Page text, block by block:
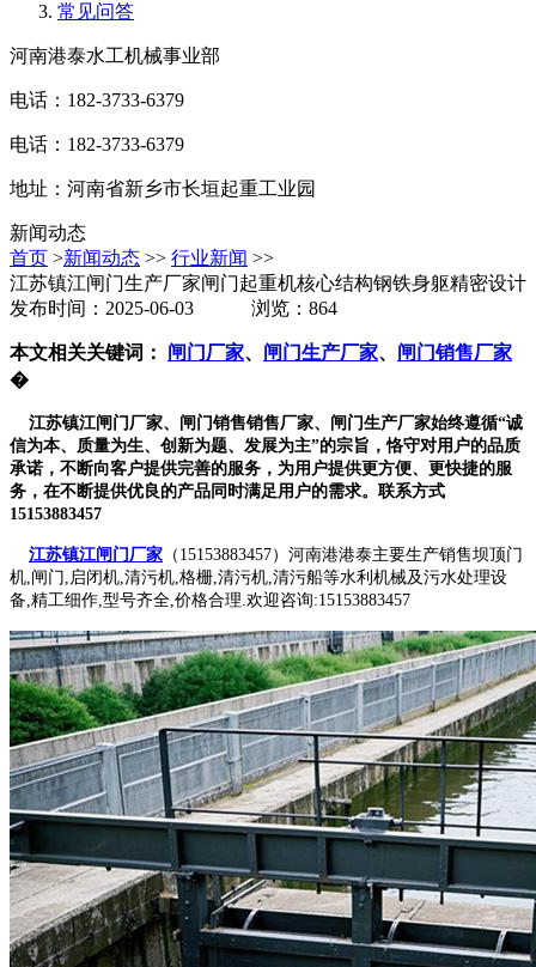
常见问答
河南港泰水工机械事业部
电话：182-3733-6379
电话：182-3733-6379
地址：河南省新乡市长垣起重工业园
新闻动态
首页 >新闻动态 >> 行业新闻 >>
江苏镇江闸门生产厂家闸门起重机核心结构钢铁身躯精密设计
发布时间：2025-06-03 浏览：864
本文相关关键词： 闸门厂家、 闸门生产厂家、 闸门销售厂家
�
江苏镇江闸门厂家、闸门销售销售厂家、闸门生产厂家始终遵循“诚
信为本、质量为生、创新为题、发展为主”的宗旨，恪守对用户的品质
承诺，不断向客户提供完善的服务，为用户提供更方便、更快捷的服
务，在不断提供优良的产品同时满足用户的需求。联系方式
15153883457
江苏镇江闸门厂家 （15153883457）河南港港泰主要生产销售坝顶门
机,闸门,启闭机,清污机,格栅,清污机,清污船等水利机械及污水处理设
备,精工细作,型号齐全,价格合理.欢迎咨询:15153883457